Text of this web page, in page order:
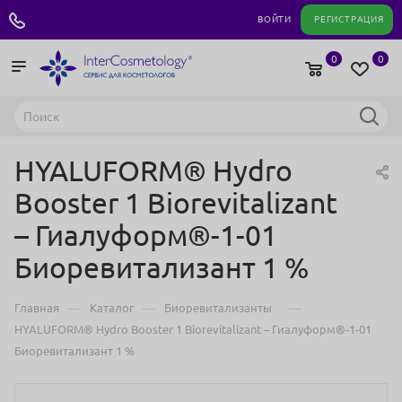
ВОЙТИ РЕГИСТРАЦИЯ
0
0
HYALUFORM® Hydro
Booster 1 Biorevitalizant
– Гиалуформ®-1-01
Биоревитализант 1 %
Главная — Каталог — Биоревитализанты —
HYALUFORM® Hydro Booster 1 Biorevitalizant – Гиалуформ®-1-01
Биоревитализант 1 %